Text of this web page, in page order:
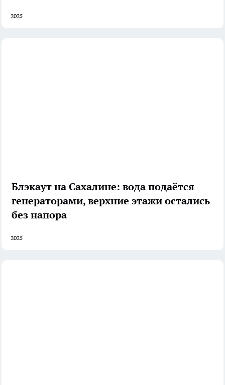
2025
Блэкаут на Сахалине: вода подаётся
генераторами, верхние этажи остались
без напора
2025